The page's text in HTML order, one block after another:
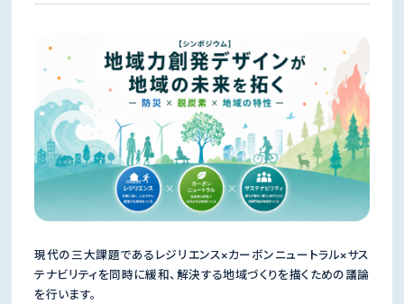
現代の三大課題であるレジリエンス×カーボンニュートラル×サス
テナビリティを同時に緩和、解決する地域づくりを描くための議論
を行います。